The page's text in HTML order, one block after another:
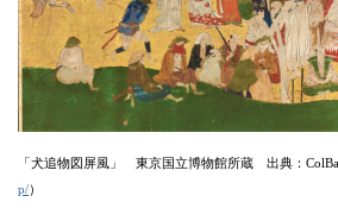
「犬追物図屏風」 東京国立博物館所蔵 出典：
p/）